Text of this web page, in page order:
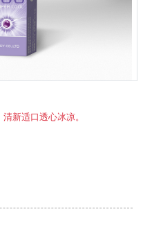
新适口透心冰凉。